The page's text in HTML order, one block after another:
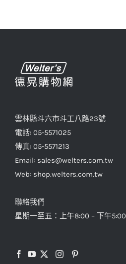
雲林縣斗六市斗工八路23號
電話: 05-5571025
傳真: 05-5571213
Email: sales@welters.com.tw
Web: shop.welters.com.tw
聯絡我們
星期一至五：上午8:00 – 下午5:00